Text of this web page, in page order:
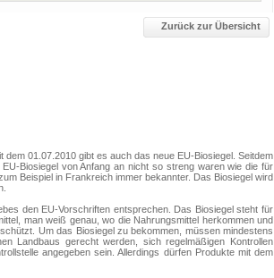
Zurück zur Übersicht
01.07.2010 gibt es auch das neue EU-Biosiegel. Seitdem
Biosiegel von Anfang an nicht so streng waren wie die für
Beispiel in Frankreich immer bekannter. Das Biosiegel wird
den EU-Vorschriften entsprechen. Das Biosiegel steht für
man weiß genau, wo die Nahrungsmittel herkommen und
Um das Biosiegel zu bekommen, müssen mindestens
Landbaus gerecht werden, sich regelmäßigen Kontrollen
angegeben sein. Allerdings dürfen Produkte mit dem